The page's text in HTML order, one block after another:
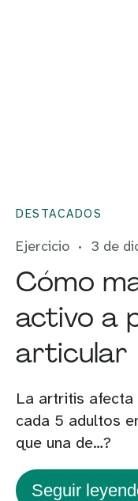
DESTACADOS
Ejercicio 3 de
Cómo
activo a
articular
La artritis afecta
cada 5 adultos
que una de…?
Seguir